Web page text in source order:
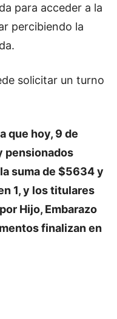
para acceder a la
percibiendo la
solicitar un turno
que hoy, 9 de
pensionados
suma de $5634 y
1, y los titulares
Hijo, Embarazo
finalizan en